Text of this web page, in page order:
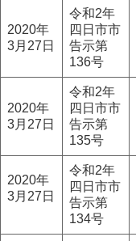
2020年
3月27日
令和2年
四日市市
告示第
136号
2020年
3月27日
令和2年
四日市市
告示第
135号
2020年
3月27日
令和2年
四日市市
告示第
134号